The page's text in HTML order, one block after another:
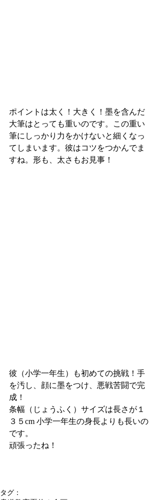
ポイントは太く！大きく！墨を含んだ
大筆はとっても重いのです。この重い
筆にしっかり力をかけないと細くなっ
てしまいます。彼はコツをつかんでま
すね。形も、太さもお見事！
彼（小学一年生）も初めての挑戦！手
を汚し、顔に墨をつけ、悪戦苦闘で完
成！
条幅（じょうふく）サイズは長さが１
３５cm 小学一年生の身長よりも長いの
です。
頑張ったね！
タグ：